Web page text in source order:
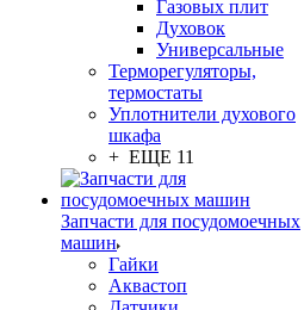
Газовых плит
Духовок
Универсальные
Терморегуляторы,
термостаты
Уплотнители духового
шкафа
+ ЕЩЕ 11
Запчасти для посудомоечных
машин
Гайки
Аквастоп